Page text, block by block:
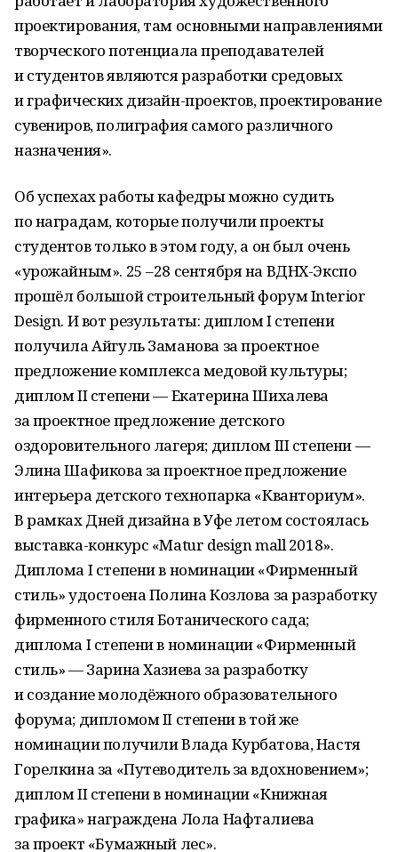
проектирования, там основными направлениями
творческого потенциала преподавателей
и студентов являются разработки средовых
и графических дизайн-проектов, проектирование
сувениров, полиграфия самого различного
назначения».
Об успехах работы кафедры можно судить
по наградам, которые получили проекты
студентов только в этом году, а он был очень
«урожайным». 25 –28 сентября на ВДНХ-Экспо
прошёл большой строительный форум Interior
Design. И вот результаты: диплом I cтепени
получила Айгуль Заманова за проектное
предложение комплекса медовой культуры;
диплом II cтепени — Екатерина Шихалева
за проектное предложение детского
оздоровительного лагеря; диплом III cтепени —
Элина Шафикова за проектное предложение
интерьера детского технопарка «Кванториум».
В рамках Дней дизайна в Уфе летом состоялась
выставка-конкурс «Мatur design mall 2018».
Диплома I степени в номинации «Фирменный
стиль» удостоена Полина Козлова за разработку
фирменного стиля Ботанического сада;
диплома I cтепени в номинации «Фирменный
стиль» — Зарина Хазиева за разработку
и создание молодёжного образовательного
форума; дипломом II степени в той же
номинации получили Влада Курбатова, Настя
Горелкина за «Путеводитель за вдохновением»;
диплом II cтепени в номинации «Книжная
графика» награждена Лола Нафталиева
за проект «Бумажный лес».